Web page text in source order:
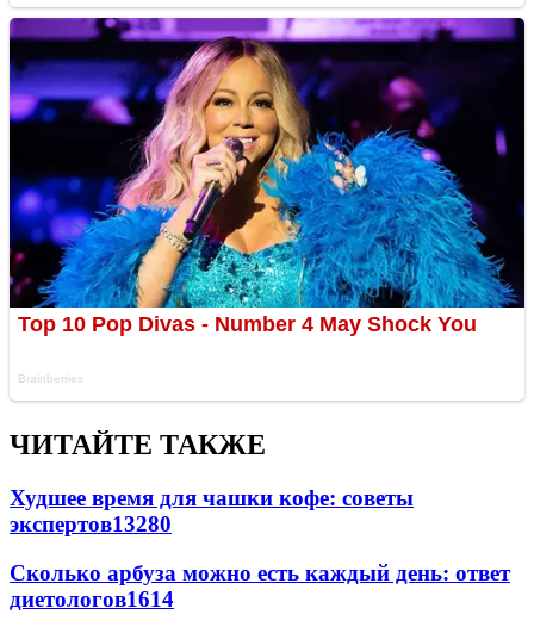
ЧИТАЙТЕ ТАКЖЕ
Худшее время для чашки кофе: советы
экспертов13280
Сколько арбуза можно есть каждый день: ответ
диетологов1614